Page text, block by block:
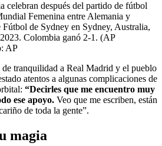
celebran después del partido de fútbol
Femenina entre Alemania y
de Sydney en Sydney, Australia,
Colombia ganó 2-1. (AP
AP
tranquilidad a Real Madrid y el pueblo
atentos a algunas complicaciones de
“Decirles que me encuentro muy
ese apoyo. Veo que me escriben, están
de toda la gente”.
magia